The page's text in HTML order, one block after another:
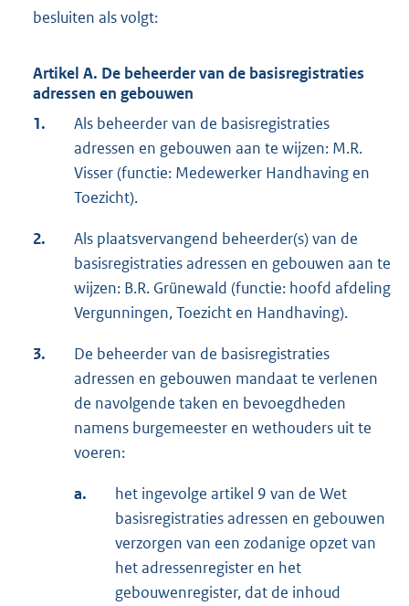
besluiten als volgt:
Artikel A. De beheerder van de basisregistraties
adressen en gebouwen
1.
Als beheerder van de basisregistraties
adressen en gebouwen aan te wijzen: M.R.
Visser (functie: Medewerker Handhaving en
Toezicht).
2.
Als plaatsvervangend beheerder(s) van de
basisregistraties adressen en gebouwen aan te
wijzen: B.R. Grünewald (functie: hoofd afdeling
Vergunningen, Toezicht en Handhaving).
3.
De beheerder van de basisregistraties
adressen en gebouwen mandaat te verlenen
de navolgende taken en bevoegdheden
namens burgemeester en wethouders uit te
voeren:
a.
het ingevolge artikel 9 van de Wet
basisregistraties adressen en gebouwen
verzorgen van een zodanige opzet van
het adressenregister en het
gebouwenregister, dat de inhoud